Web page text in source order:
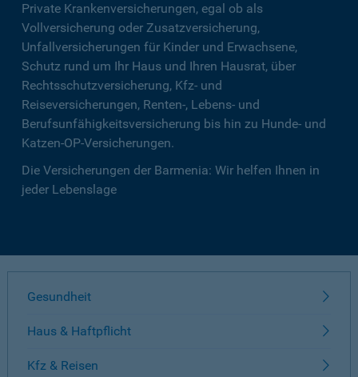
Private Krankenversicherungen, egal ob als
Vollversicherung oder Zusatzversicherung,
Unfallversicherungen für Kinder und Erwachsene,
Schutz rund um Ihr Haus und Ihren Hausrat, über
Rechtsschutzversicherung, Kfz- und
Reiseversicherungen, Renten-, Lebens- und
Berufsunfähigkeitsversicherung bis hin zu Hunde- und
Katzen-OP-Versicherungen.
Die Versicherungen der Barmenia: Wir helfen Ihnen in
jeder Lebenslage
Gesundheit
Haus & Haftpflicht
Kfz & Reisen